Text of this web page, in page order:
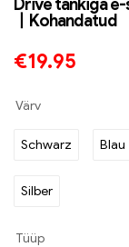
Drive tankiga
丨Kohandatud
€19.95
Värv
Schwarz Blau
Silber
Tüüp